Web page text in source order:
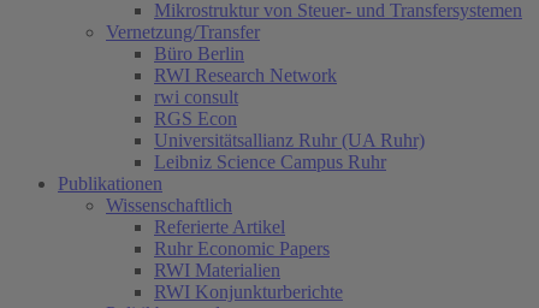
Mikrostruktur von Steuer- und Transfersystemen
Vernetzung/Transfer
Büro Berlin
RWI Research Network
rwi consult
RGS Econ
Universitätsallianz Ruhr (UA Ruhr)
Leibniz Science Campus Ruhr
Publikationen
Wissenschaftlich
Referierte Artikel
Ruhr Economic Papers
RWI Materialien
RWI Konjunkturberichte